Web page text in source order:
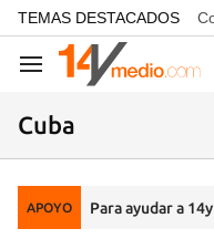
common.go-to-content
TEMAS DESTACADOS
Navegación
Cuba
APOYO Para ayudar a